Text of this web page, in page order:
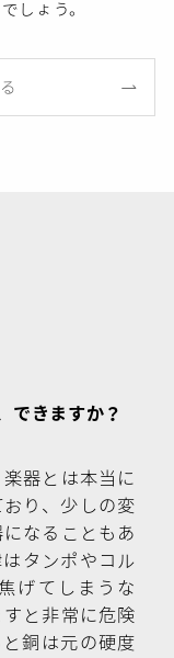
しょう。
できますか？
器とは本当に
り、少しの変
なることもあ
タンポやコル
げてしまうな
と非常に危険
銅は元の硬度